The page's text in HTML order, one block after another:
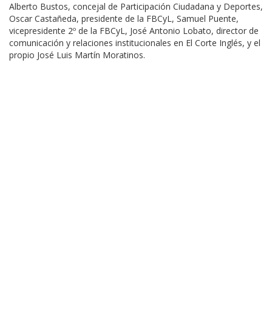
Alberto Bustos, concejal de Participación Ciudadana y Deportes,
Oscar Castañeda, presidente de la FBCyL, Samuel Puente,
vicepresidente 2º de la FBCyL, José Antonio Lobato, director de
comunicación y relaciones institucionales en El Corte Inglés, y el
propio José Luis Martín Moratinos.